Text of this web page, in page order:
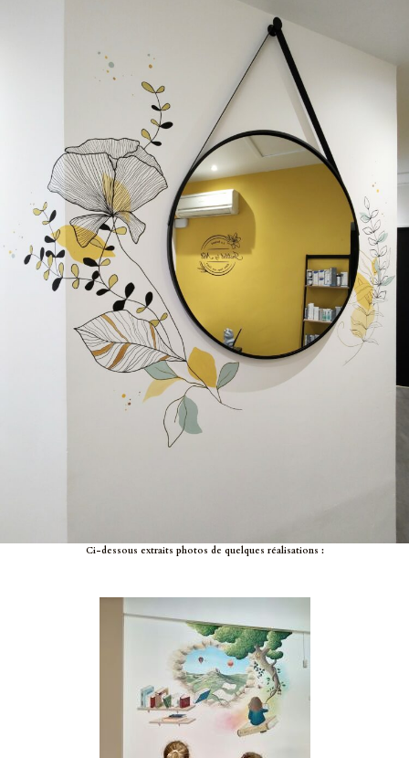
Ci-dessous extraits photos de quelques réalisations :